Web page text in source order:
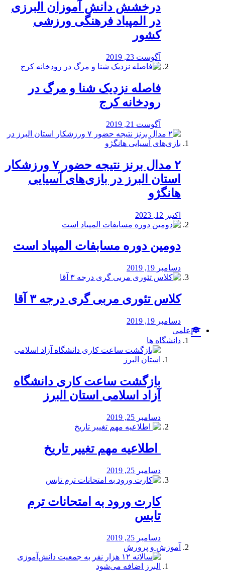
درخشش دانش آموزان البرزی
در المپیاد فرهنگی ورزشی
کشور
آگوست 23, 2019
️فاصله نزدیک شنا و مرگ در
رودخانه کرج
آگوست 21, 2019
۲ مدال برنز نتیجه حضور ۷ ورزشکار
استان البرز در بازی‌های آسیایی
هانگژو
اکتبر 12, 2023
دومین دوره مسابفات المپیاد است
دسامبر 19, 2019
کلاس تئوری مربی گری درجه ۳ آقا
دسامبر 19, 2019
علمی
دانشگاه ها
بازگشت ساعت کاری دانشگاه
آزاد اسلامی استان البرز
دسامبر 25, 2019
️ اطلاعیه مهم تغییر تاریخ
دسامبر 25, 2019
کارت ورود به امتحانات ترم
تابس
دسامبر 25, 2019
آموزش و پرورش